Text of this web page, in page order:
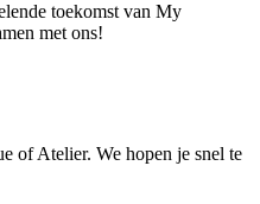
toekomst van My
met ons!
of Atelier. We hopen je snel te